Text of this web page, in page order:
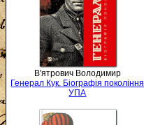
В'ятрович Володимир
Генерал Кук. Біографія покоління
УПА